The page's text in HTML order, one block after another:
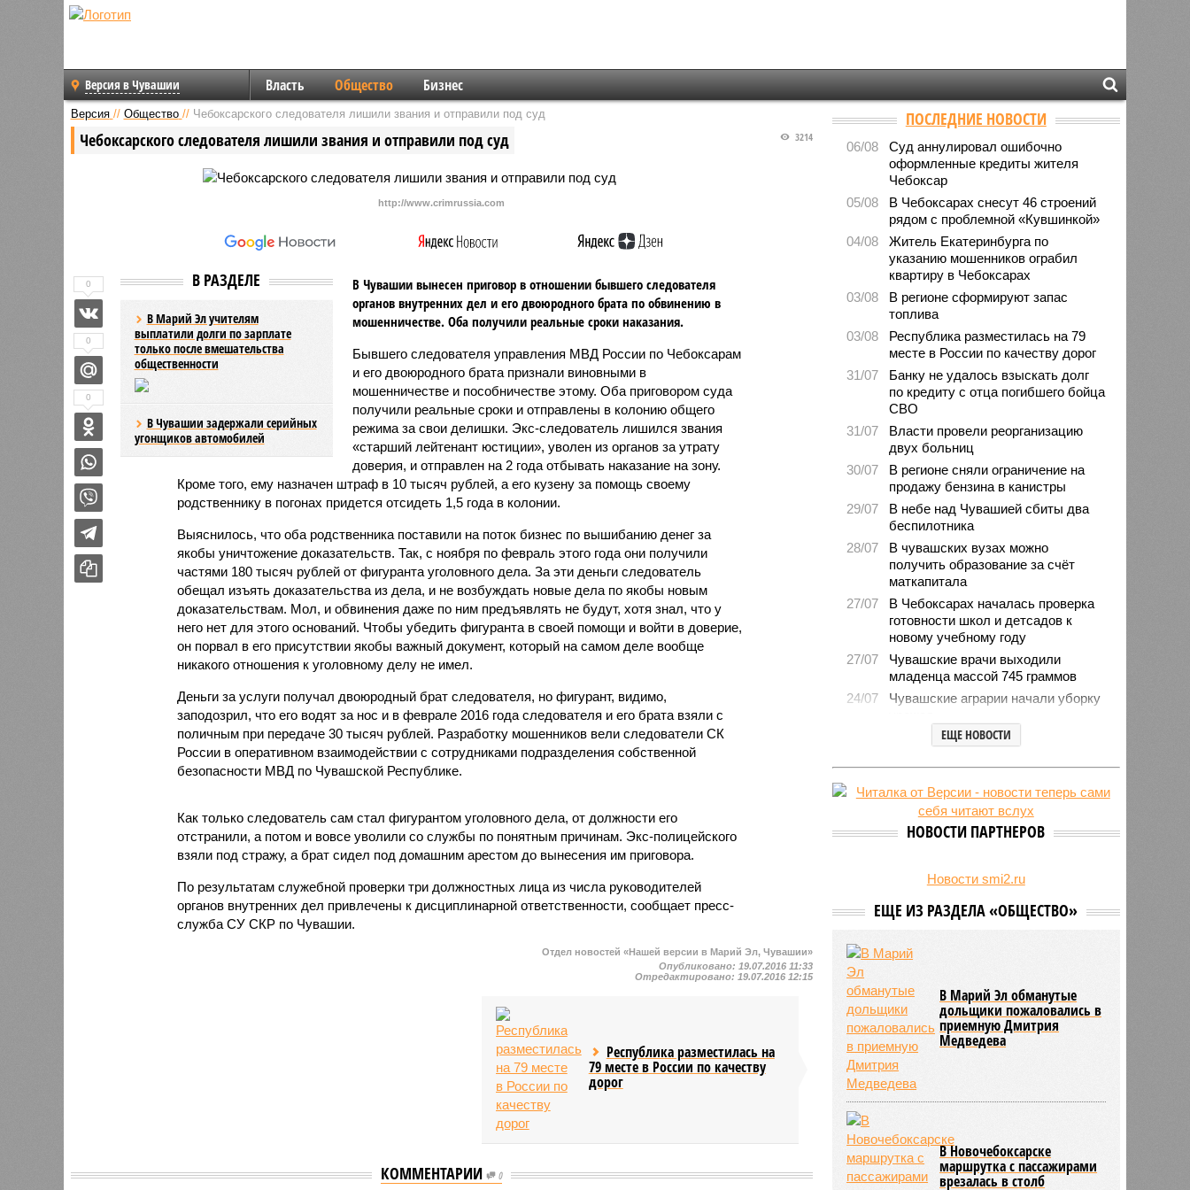
Версия в Чувашии Власть Общество Бизнес
Версия // Общество // Чебоксарского следователя лишили звания и отправили под суд
Чебоксарского следователя лишили звания и отправили под суд 3214
http://www.crimrussia.com
В РАЗДЕЛЕ
В Марий Эл учителям
выплатили долги по зарплате
только после вмешательства
общественности
В Чувашии задержали серийных
угонщиков автомобилей
В Чувашии вынесен приговор в отношении бывшего следователя
органов внутренних дел и его двоюродного брата по обвинению в
мошенничестве. Оба получили реальные сроки наказания.
Бывшего следователя управления МВД России по Чебоксарам
и его двоюродного брата признали виновными в
мошенничестве и пособничестве этому. Оба приговором суда
получили реальные сроки и отправлены в колонию общего
режима за свои делишки. Экс-следователь лишился звания
«старший лейтенант юстиции», уволен из органов за утрату
доверия, и отправлен на 2 года отбывать наказание на зону.
Кроме того, ему назначен штраф в 10 тысяч рублей, а его кузену за помощь своему
родственнику в погонах придется отсидеть 1,5 года в колонии.
Выяснилось, что оба родственника поставили на поток бизнес по вышибанию денег за
якобы уничтожение доказательств. Так, с ноября по февраль этого года они получили
частями 180 тысяч рублей от фигуранта уголовного дела. За эти деньги следователь
обещал изъять доказательства из дела, и не возбуждать новые дела по якобы новым
доказательствам. Мол, и обвинения даже по ним предъявлять не будут, хотя знал, что у
него нет для этого оснований. Чтобы убедить фигуранта в своей помощи и войти в доверие,
он порвал в его присутствии якобы важный документ, который на самом деле вообще
никакого отношения к уголовному делу не имел.
Деньги за услуги получал двоюродный брат следователя, но фигурант, видимо,
заподозрил, что его водят за нос и в феврале 2016 года следователя и его брата взяли с
поличным при передаче 30 тысяч рублей. Разработку мошенников вели следователи СК
России в оперативном взаимодействии с сотрудниками подразделения собственной
безопасности МВД по Чувашской Республике.
Как только следователь сам стал фигурантом уголовного дела, от должности его
отстранили, а потом и вовсе уволили со службы по понятным причинам. Экс-полицейского
взяли под стражу, а брат сидел под домашним арестом до вынесения им приговора.
По результатам служебной проверки три должностных лица из числа руководителей
органов внутренних дел привлечены к дисциплинарной ответственности, сообщает пресс-
служба СУ СКР по Чувашии.
0
0
0
Отдел новостей «Нашей версии в Марий Эл, Чувашии»
Опубликовано: 19.07.2016 11:33
Отредактировано: 19.07.2016 12:15
Республика разместилась на
79 месте в России по качеству
дорог
КОММЕНТАРИИ 0
В Чувашии экс-
Александра Ладыкова,
ПОСЛЕДНИЕ НОВОСТИ
06/08
Суд аннулировал ошибочно
оформленные кредиты жителя
Чебоксар
05/08
В Чебоксарах снесут 46 строений
рядом с проблемной «Кувшинкой»
04/08
Житель Екатеринбурга по
указанию мошенников ограбил
квартиру в Чебоксарах
03/08
В регионе сформируют запас
топлива
03/08
Республика разместилась на 79
месте в России по качеству дорог
31/07
Банку не удалось взыскать долг
по кредиту с отца погибшего бойца
СВО
31/07
Власти провели реорганизацию
двух больниц
30/07
В регионе сняли ограничение на
продажу бензина в канистры
29/07
В небе над Чувашией сбиты два
беспилотника
28/07
В чувашских вузах можно
получить образование за счёт
маткапитала
27/07
В Чебоксарах началась проверка
готовности школ и детсадов к
новому учебному году
27/07
Чувашские врачи выходили
младенца массой 745 граммов
24/07
Чувашские аграрии начали уборку
Минпромэнерго сообщило об
заправках
23/07
В Чувашии за 6 месяцев изъято
свыше 500 единиц оружия
ЕЩЕ НОВОСТИ
НОВОСТИ ПАРТНЕРОВ
Новости smi2.ru
ЕЩЕ ИЗ РАЗДЕЛА «ОБЩЕСТВО»
В Марий Эл обманутые
дольщики пожаловались в
приемную Дмитрия
Медведева
В Новочебоксарске
маршрутка с пассажирами
врезалась в столб